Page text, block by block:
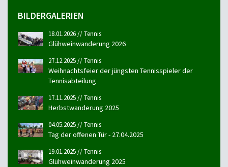
BILDERGALERIEN
18.01.2026 // Tennis
Glühweinwanderung 2026
27.12.2025 // Tennis
Weihnachtsfeier der jüngsten Tennisspieler der
Tennisabteilung
17.11.2025 // Tennis
Herbstwanderung 2025
04.05.2025 // Tennis
Tag der offenen Tür - 27.04.2025
19.01.2025 // Tennis
Glühweinwanderung 2025